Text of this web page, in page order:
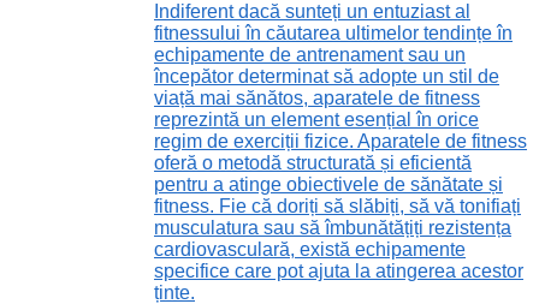
Indiferent dacă sunteți un entuziast al
fitnessului în căutarea ultimelor tendințe în
echipamente de antrenament sau un
începător determinat să adopte un stil de
viață mai sănătos, aparatele de fitness
reprezintă un element esențial în orice
regim de exerciții fizice. Aparatele de fitness
oferă o metodă structurată și eficientă
pentru a atinge obiectivele de sănătate și
fitness. Fie că doriți să slăbiți, să vă tonifiați
musculatura sau să îmbunătățiți rezistența
cardiovasculară, există echipamente
specifice care pot ajuta la atingerea acestor
ținte.